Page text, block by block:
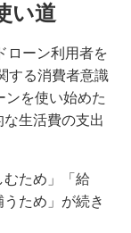
分割払いとの
と注意点を解
や個人向けの
い道
ローン利用者を
する消費者意識
ンを使い始めた
生活費の支出
むため」「給
ため」が続き